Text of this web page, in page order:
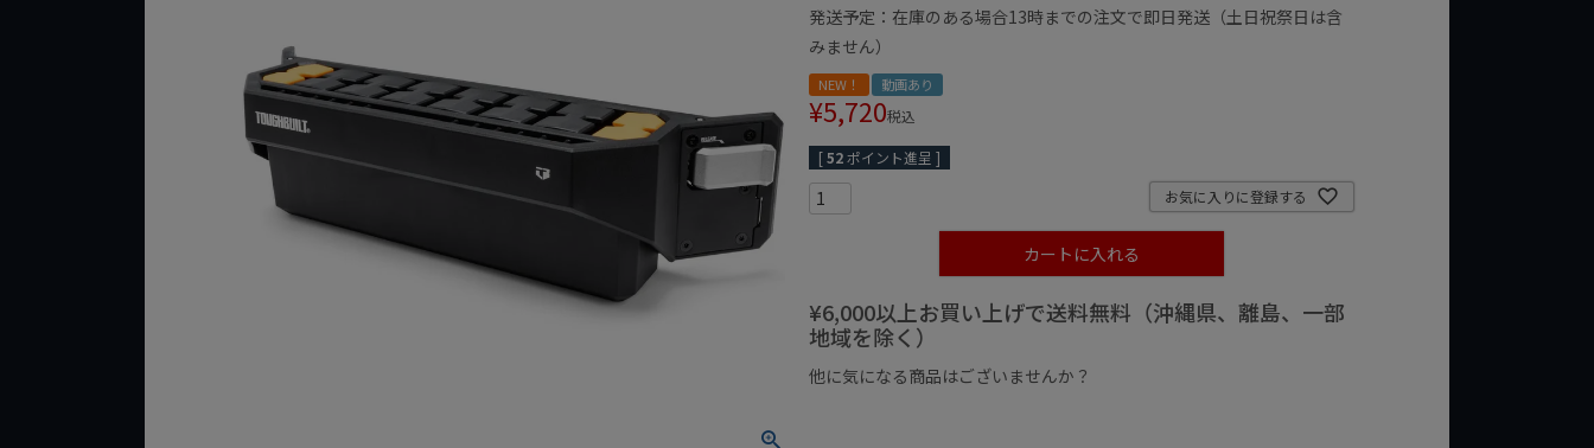
発送予定：在庫のある場合13時までの注文で即日発送（土日祝祭日は含
みません）
NEW！ 動画あり
¥5,720税込
[52ポイント進呈 ]
お気に入りに登録する
カートに入れる
¥6,000以上お買い上げで送料無料（沖縄県、離島、一部
地域を除く）
他に気になる商品はございませんか？